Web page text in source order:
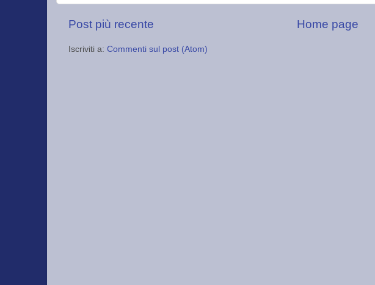
Post più recente Home page
Iscriviti a: Commenti sul post (Atom)